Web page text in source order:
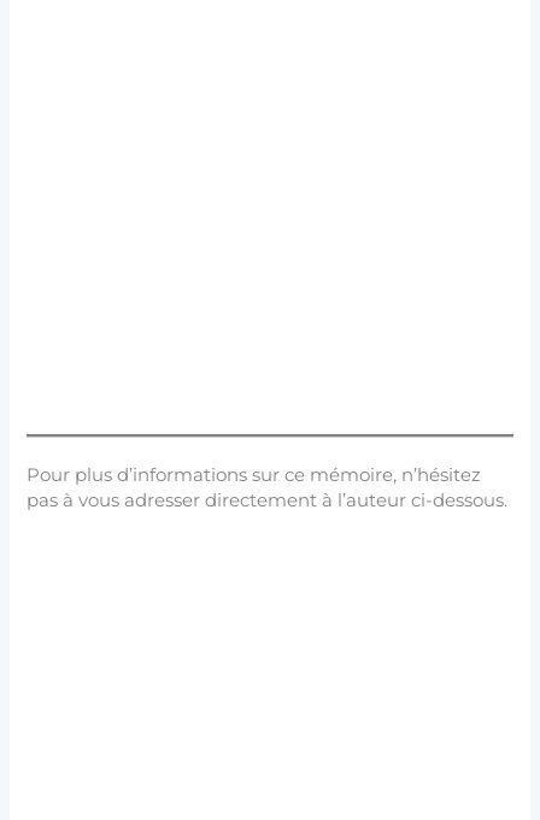
Pour plus d’informations sur ce mémoire, n’hésitez
pas à vous adresser directement à l’auteur ci-dessous.